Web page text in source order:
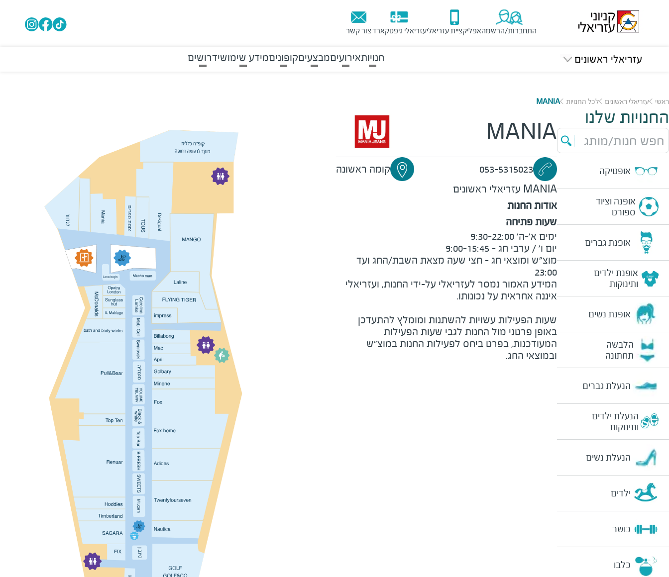
התחברות/הרשמהאפליקציית עזריאליעזריאלי גיפטקארדצור קשר
עזריאלי ראשונים חנויותאירועיםמבצעיםקופוניםמידע שימושידרושים
ראשי עזריאלי ראשונים לכל החנויות MANIA
החנויות שלנו
חפש חנות/מותג
אופטיקה
אופנה וציוד
ספורט
אופנת גברים
אופנת ילדים
ותינוקות
אופנת נשים
הלבשה
תחתונה
הנעלת גברים
הנעלת ילדים
ותינוקות
הנעלת נשים
ילדים
כושר
כלבו
MANIA
053-5315023
קומה ראשונה
MANIA עזריאלי ראשונים
אודות החנות
שעות פתיחה
23:00
המידע האמור נמסר לעזריאלי על-ידי החנות, ועזריאלי
שעות הפעילות עשויות להשתנות ומומלץ להתעדכן
באופן פרטני מול החנות לגבי שעות הפעילות
המעודכנות, בפרט ביחס לפעילות החנות במוצ"ש
ובמוצאי החג.